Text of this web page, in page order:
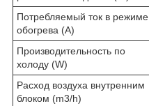
Потребляемый ток в режиме
обогрева (A)
Производительность по
холоду (W)
Расход воздуха внутренним
блоком (m3/h)